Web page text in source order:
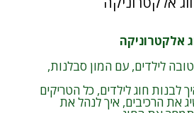
אלקטרוניקה
לילדים, עם המון סבלנות,
לבנות חוג לילדים, כל הטריקים
את הרכיבים, איך לנהל את